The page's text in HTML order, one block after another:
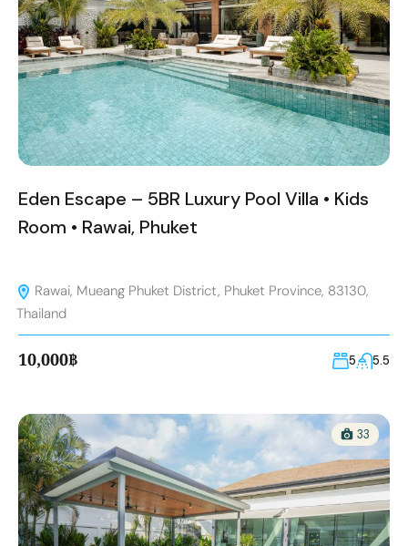
Eden Escape – 5BR Luxury Pool Villa • Kids
Room • Rawai, Phuket
Rawai, Mueang Phuket District, Phuket Province, 83130,
Thailand
10,000฿ 5 5.5
33